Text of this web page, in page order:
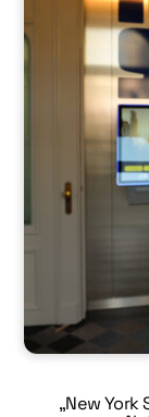
„New York